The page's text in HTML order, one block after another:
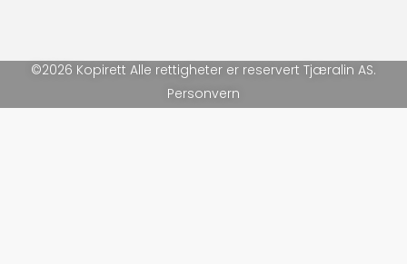
©2026 Kopirett Alle rettigheter er reservert Tjæralin AS.
Personvern